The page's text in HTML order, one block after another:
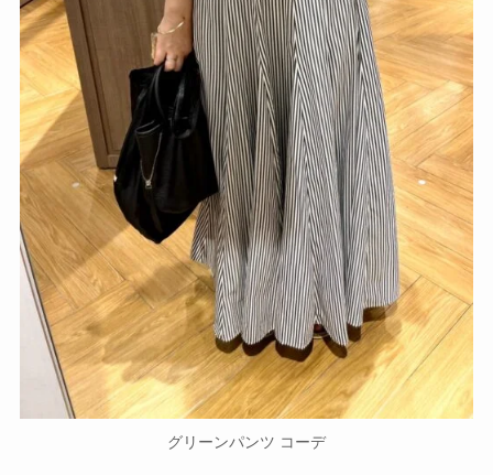
グリーンパンツ コーデ